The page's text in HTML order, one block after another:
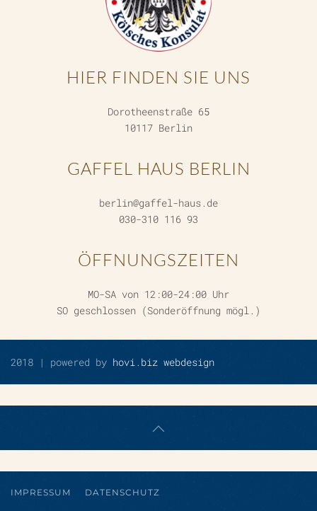
HIER FINDEN SIE UNS
Dorotheenstraße 65
10117 Berlin
GAFFEL HAUS BERLIN
berlin@gaffel-haus.de
030-310 116 93
ÖFFNUNGSZEITEN
MO-SA von 12:00-24:00 Uhr
SO geschlossen (Sonderöffnung mögl.)
2018 | powered by hovi.biz webdesign
IMPRESSUM DATENSCHUTZ